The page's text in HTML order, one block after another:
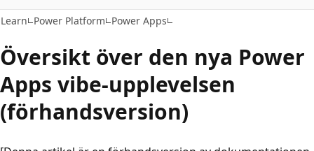
Learn Power Platform Power Apps
Översikt över den nya Power
Apps vibe-upplevelsen
(förhandsversion)